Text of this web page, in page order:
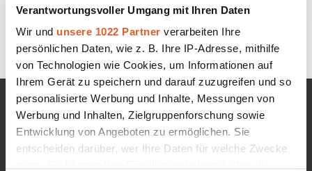
Verantwortungsvoller Umgang mit Ihren Daten
Wir und unsere 1022 Partner verarbeiten Ihre
persönlichen Daten, wie z. B. Ihre IP-Adresse, mithilfe
von Technologien wie Cookies, um Informationen auf
Ihrem Gerät zu speichern und darauf zuzugreifen und so
personalisierte Werbung und Inhalte, Messungen von
Werbung und Inhalten, Zielgruppenforschung sowie
Entwicklung von Angeboten zu ermöglichen. Sie
entscheiden darüber, wer Ihre Daten für welche Zwecke
INFORMATIONEN
Google Sterne